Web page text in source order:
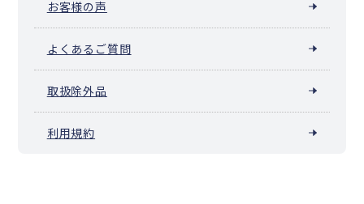
お客様の声
よくあるご質問
取扱除外品
利用規約